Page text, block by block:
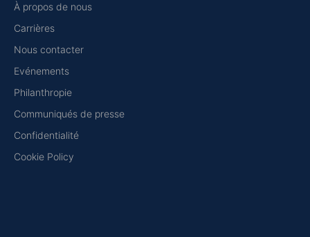
À propos de nous
Carrières
Nous contacter
Evénements
Philanthropie
Communiqués de presse
Confidentialité
Cookie Policy